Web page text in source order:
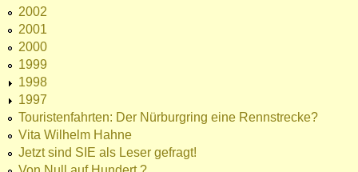
2002
2001
2000
1999
1998
1997
Touristenfahrten: Der Nürburgring eine Rennstrecke?
Vita Wilhelm Hahne
Jetzt sind SIE als Leser gefragt!